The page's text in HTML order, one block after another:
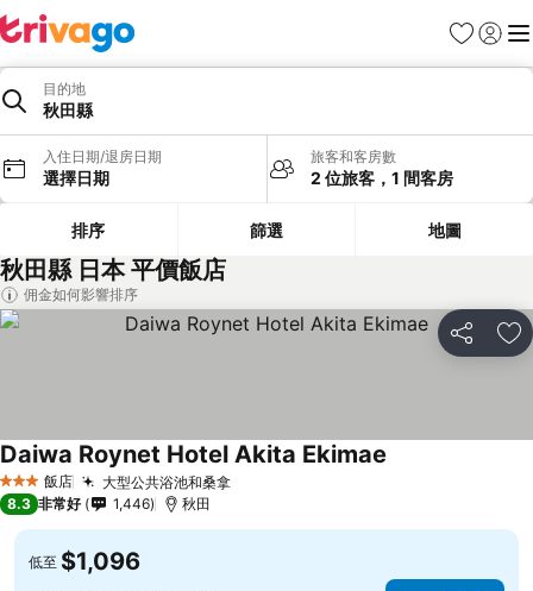
我的最愛
登入 選
目的地
秋田縣
入住日期/退房日期
選擇日期
旅客和客房數
2 位旅客，1 間客房
排序 篩選 地圖
秋田縣 日本 平價飯店
佣金如何影響排序
分享 加
3 星級 飯店 大型公共浴池和桑拿查看價格
Daiwa Roynet Hotel Akita Ekimae
8.3 非常好 1,446 秋田
低至 $1,096